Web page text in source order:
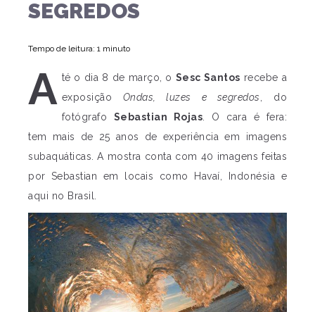
SEGREDOS
Tempo de leitura: 1 minuto
A té o dia 8 de março, o Sesc Santos recebe a
exposição Ondas, luzes e segredos
, do
fotógrafo Sebastian Rojas . O cara é fera:
tem mais de 25 anos de experiência em imagens
subaquáticas. A mostra conta com 40 imagens feitas
por Sebastian em locais como Havaí, Indonésia e
aqui no Brasil.